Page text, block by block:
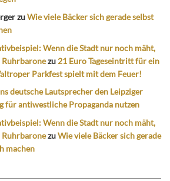
zuWie viele Bäcker sich gerade selbst
Wenn die Stadt nur noch mäht,
Ruhrbaronezu 21 Euro Tageseintritt für ein
Parkfest spielt mit dem Feuer!
deutsche Lautsprecher den Leipziger
für antiwestliche Propaganda nutzen
Wenn die Stadt nur noch mäht,
RuhrbaronezuWie viele Bäcker sich gerade
machen